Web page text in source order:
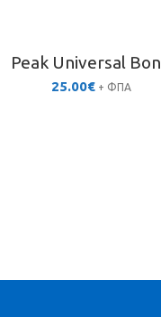
Peak Universal
25.00€ + ΦΠΑ